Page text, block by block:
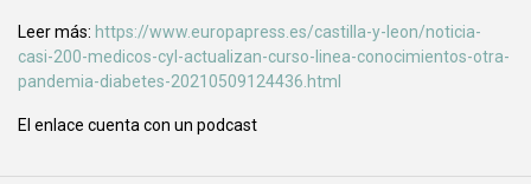
Leer más: https://www.europapress.es/castilla-y-leon/noticia-
casi-200-medicos-cyl-actualizan-curso-linea-conocimientos-otra-
pandemia-diabetes-20210509124436.html
El enlace cuenta con un podcast